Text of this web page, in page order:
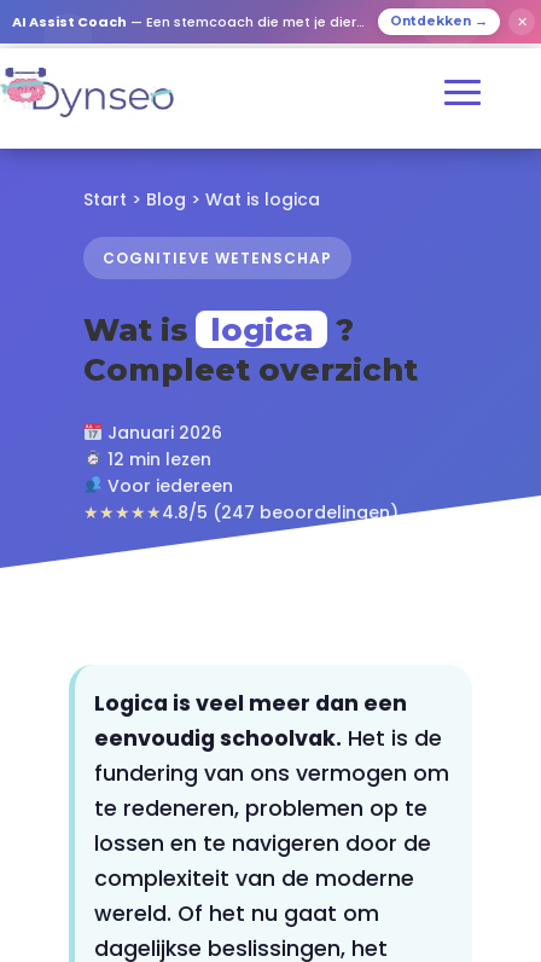
AI Assist Coach — Een stemcoach die met je dierbaren speelt Ontdekken → ✕
Start > Blog > Wat is logica
COGNITIEVE WETENSCHAP
Wat is logica ?
Compleet overzicht
Januari 2026
12 min lezen
Voor iedereen
★★★★★4.8/5 (247 beoordelingen)
Logica is veel meer dan een
eenvoudig schoolvak. Het is de
fundering van ons vermogen om
te redeneren, problemen op te
lossen en te navigeren door de
complexiteit van de moderne
wereld. Of het nu gaat om
dagelijkse beslissingen, het